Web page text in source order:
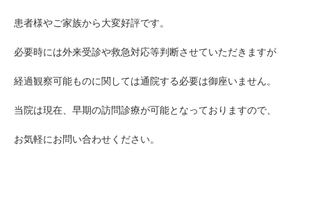
患者様やご家族から大変好評です。
必要時には外来受診や救急対応等判断させていただきますが
経過観察可能ものに関しては通院する必要は御座いません。
当院は現在、早期の訪問診療が可能となっておりますので、
お気軽にお問い合わせください。